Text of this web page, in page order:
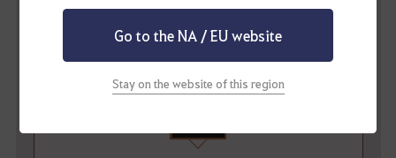
Go to the NA / EU website
Stay on the website of this region
🔎케이크 효과자세히 보기!